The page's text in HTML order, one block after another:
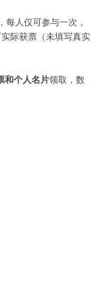
每人仅可参与一次，
际获票（未填写真实
和个人名片领取，数